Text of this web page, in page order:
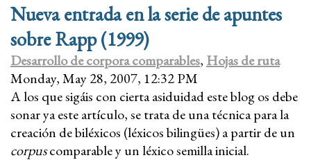
Nueva entrada en la serie de apuntes
sobre Rapp (1999)
Desarrollo de corpora comparables, Hojas de ruta
Monday, May 28, 2007, 12:32 PM
A los que sigáis con cierta asiduidad este blog os debe
sonar ya este artículo, se trata de una técnica para la
creación de biléxicos (léxicos bilingües) a partir de un
corpuscomparable y un léxico semilla inicial.